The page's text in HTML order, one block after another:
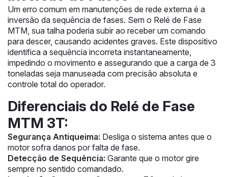
Um erro comum em manutenções de rede externa é a
inversão da sequência de fases. Sem o Relé de Fase
MTM, sua talha poderia subir ao receber um comando
para descer, causando acidentes graves. Este dispositivo
identifica a sequência incorreta instantaneamente,
impedindo o movimento e assegurando que a carga de 3
toneladas seja manuseada com precisão absoluta e
controle total do operador.
Diferenciais do Relé de Fase
MTM 3T:
Segurança Antiqueima: Desliga o sistema antes que o
motor sofra danos por falta de fase.
Detecção de Sequência: Garante que o motor gire
sempre no sentido comandado.